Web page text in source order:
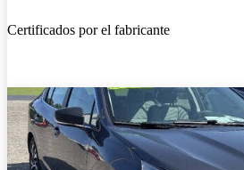
Certificados por el fabricante